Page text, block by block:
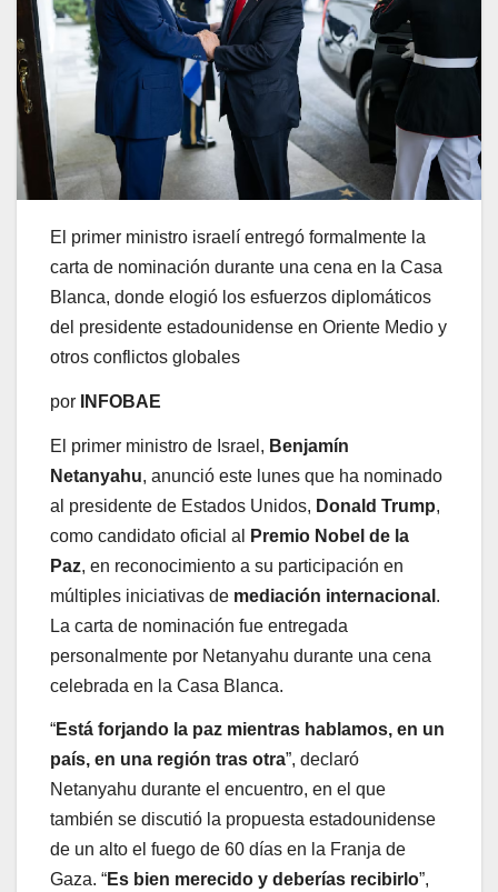
El primer ministro israelí entregó formalmente la
carta de nominación durante una cena en la Casa
Blanca, donde elogió los esfuerzos diplomáticos
del presidente estadounidense en Oriente Medio y
otros conflictos globales
por INFOBAE
El primer ministro de Israel, Benjamín
Netanyahu, anunció este lunes que ha nominado
al presidente de Estados Unidos, Donald Trump,
como candidato oficial al
Premio Nobel de la
Paz, en reconocimiento a su participación en
múltiples iniciativas de mediación internacional .
La carta de nominación fue entregada
personalmente por Netanyahu durante una cena
celebrada en la Casa Blanca.
“Está forjando la paz mientras hablamos, en un
país, en una región tras otra”, declaró
Netanyahu durante el encuentro, en el que
también se discutió la propuesta estadounidense
de un alto el fuego de 60 días en la Franja de
Gaza. “Es bien merecido y deberías recibirlo”,